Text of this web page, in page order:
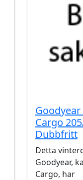
Cargo
Dubbfritt
Detta
Goodyear,
Cargo, har